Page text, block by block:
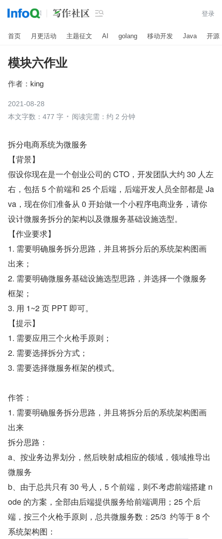
 登录
首页 月更活动 主题征文 AI golang 移动开发 Java 开源
模块六作业
作者： king
2021-08-28
本文字数：477 字
阅读完需：约 2 分钟
拆分电商系统为微服务
【背景】
假设你现在是一个创业公司的 CTO，开发团队大约 30 人左
右，包括 5 个前端和 25 个后端，后端开发人员全部都是 Ja
va，现在你们准备从 0 开始做一个小程序电商业务，请你
设计微服务拆分的架构以及微服务基础设施选型。
【作业要求】
1. 需要明确服务拆分思路，并且将拆分后的系统架构图画
出来；
2. 需要明确微服务基础设施选型思路，并选择一个微服务
框架；
3. 用 1~2 页 PPT 即可。
【提示】
1. 需要应用三个火枪手原则；
2. 需要选择拆分方式；
3. 需要选择微服务框架的模式。
作答：
1. 需要明确服务拆分思路，并且将拆分后的系统架构图画
出来
拆分思路：
a、按业务边界划分，然后映射成相应的领域，领域推导出
微服务
b、由于总共只有 30 号人，5 个前端，则不考虑前端搭建 n
ode 的方案，全部由后端提供服务给前端调用；25 个后
端，按三个火枪手原则，总共微服务数：25/3  约等于 8 个
系统架构图：